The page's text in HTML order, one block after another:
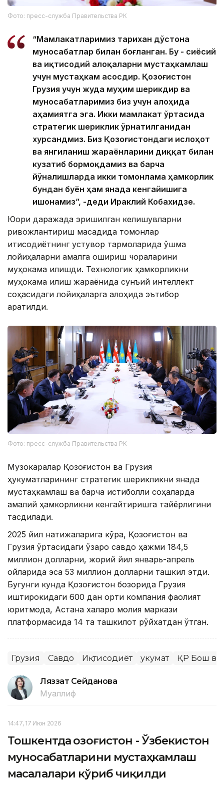
Фото: пресс-служба Правительства РК
“Мамлакатларимиз тарихан дўстона
муносабатлар билан боғланган. Бу - сиёсий
ва иқтисодий алоқаларни мустаҳкамлаш
учун мустаҳкам асосдир. Қозоғистон
Грузия учун жуда муҳим шерикдир ва
муносабатларимиз биз учун алоҳида
аҳамиятга эга. Икки мамлакат ўртасида
стратегик шериклик ўрнатилганидан
хурсандмиз. Биз Қозоғистондаги ислоҳот
ва янгиланиш жараёнларини диққат билан
кузатиб бормоқдамиз ва барча
йўналишларда икки томонлама ҳамкорлик
бундан буён ҳам янада кенгайишига
ишонамиз”, -деди Ираклий Кобахидзе.
Юқори даражада эришилган келишувларни
ривожлантириш мақсадида томонлар
иқтисодиётнинг устувор тармоқларида қўшма
лойиҳаларни амалга ошириш чораларини
муҳокама қилишди. Технологик ҳамкорликни
муҳокама қилиш жараёнида сунъий интеллект
соҳасидаги лойиҳаларга алоҳида эътибор
қаратилди.
Фото: пресс-служба Правительства РК
Музокаралар Қозоғистон ва Грузия
ҳукуматларининг стратегик шерикликни янада
мустаҳкамлаш ва барча истиқболли соҳаларда
амалий ҳамкорликни кенгайтиришга тайёрлигини
тасдиқлади.
2025 йил натижаларига кўра, Қозоғистон ва
Грузия ўртасидаги ўзаро савдо ҳажми 184,5
миллион долларни, жорий йил январь-апрель
ойларида эса 53 миллион долларни ташкил этди.
Бугунги кунда Қозоғистон бозорида Грузия
иштирокидаги 600 дан ортиқ компания фаолият
юритмоқда, Астана халқаро молия маркази
платформасида 14 та ташкилот рўйхатдан ўтган.
Грузия Савдо Иқтисодиёт Ҳукумат ҚР Бош
Ляззат Сейданова
Муаллиф
14:47, 17 Июн 2026
Тошкентда Қозоғистон - Ўзбекистон
муносабатларини мустаҳкамлаш
масалалари кўриб чиқилди